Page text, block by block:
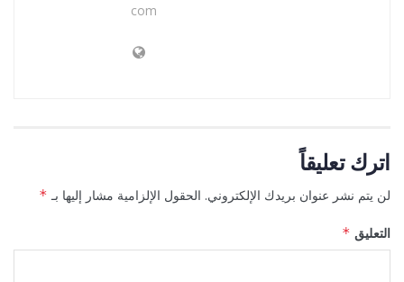
com
اترك تعليقاً
لن يتم نشر عنوان بريدك الإلكتروني. الحقول الإلزامية مشار إليها بـ *
التعليق *